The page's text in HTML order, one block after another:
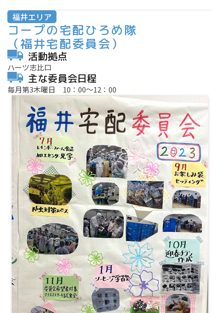
福井エリア
コープの宅配ひろめ隊
（福井宅配委員会）
活動拠点
ハーツ志比口
主な委員会日程
毎月第3木曜日 10：00～12：00